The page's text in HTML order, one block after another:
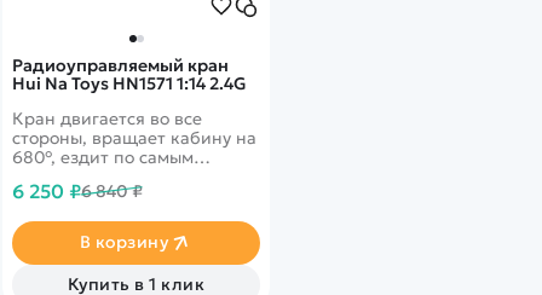
Радиоуправляемый кран
Hui Na Toys HN1571 1:14 2.4G
Кран двигается во все
стороны, вращает кабину на
680°, ездит по самым
перемещает стрелу.
захват-грейфер с 5
лепестками.
6 250 ₽6 840 ₽
В корзину
Купить в 1 клик